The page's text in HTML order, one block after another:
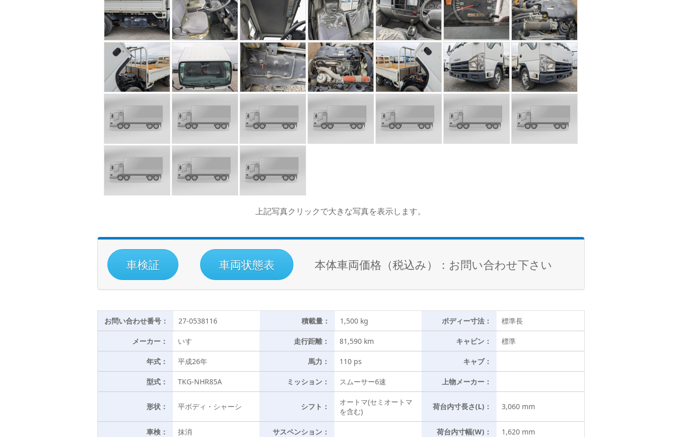
上記写真クリックで大きな写真を表示します。
車検証 車両状態表 本体車両価格（税込み）： お問い合わせ下さい
お問い合わせ番号： 27-0538116 積載量： 1,500 kg ボディー寸法： 標準長
メーカー： いすゞ 走行距離： 81,590 km キャビン： 標準
年式： 平成26年 馬力： 110 ps キャブ：
型式： TKG-NHR85A ミッション： スムーサー6速 上物メーカー：
形状： 平ボディ・シャーシ シフト：
オートマ(セミオートマ
を含む)
荷台内寸長さ(L)： 3,060 mm
車検： 抹消 サスペンション： 荷台内寸幅(W)： 1,620 mm